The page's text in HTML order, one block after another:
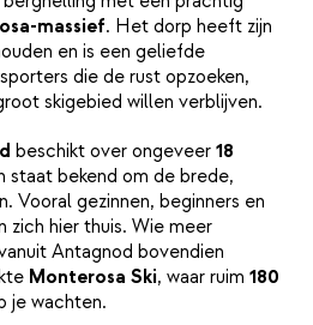
massief. Het dorp heeft zijn
en is een geliefde
die de rust opzoeken,
skigebied willen verblijven.
beschikt over ongeveer 18
staat bekend om de brede,
Vooral gezinnen, beginners en
zich hier thuis. Wie meer
Antagnod bovendien
Monterosa Ski, waar ruim 180
je wachten.